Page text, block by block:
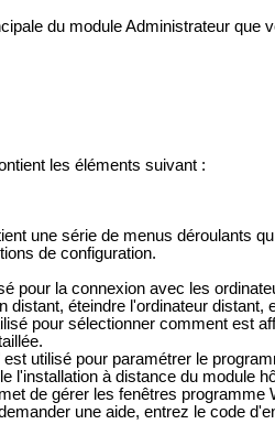
du module Administrateur que
les éléments suivant :
une série de menus déroulants
de configuration.
pour la connexion avec les
distant, éteindre l'ordinateur
pour sélectionner comment est
est utilisé pour paramétrer le
l'installation à distance du module
de gérer les fenêtres
une aide, entrez le code